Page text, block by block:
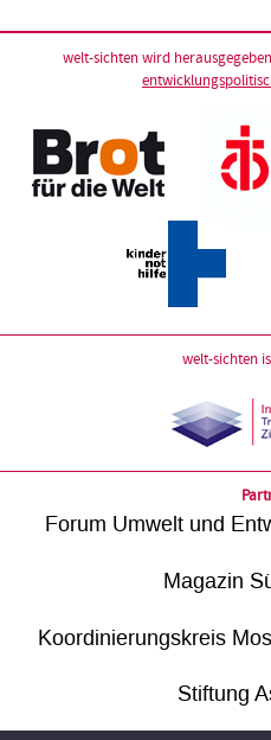
welt-sichten wird
welt-sichten
Forum Umwelt und
Magazin
Koordinierungskreis
Stiftung